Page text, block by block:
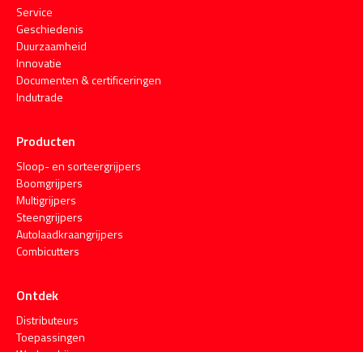
Service
Geschiedenis
Duurzaamheid
Innovatie
Documenten & certificeringen
Indutrade
Producten
Sloop- en sorteergrijpers
Boomgrijpers
Multigrijpers
Steengrijpers
Autolaadkraangrijpers
Combicutters
Ontdek
Distributeurs
Toepassingen